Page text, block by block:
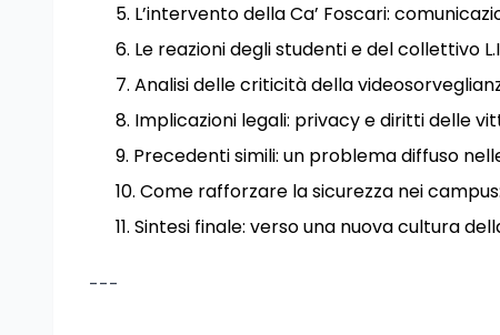
L’intervento della Ca’ Foscari:
Le reazioni degli studenti e del collettivo
Analisi delle criticità della
Implicazioni legali: privacy e diritti delle
Precedenti simili: un problema diffuso
Come rafforzare la sicurezza nei
Sintesi finale: verso una nuova cultura
---